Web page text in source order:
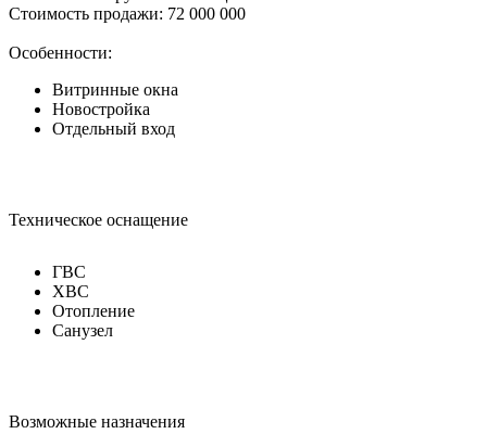
Стоимость продажи: 72 000 000
Особенности:
Витринные окна
Новостройка
Отдельный вход
Техническое оснащение
ГВС
ХВС
Отопление
Санузел
Возможные назначения